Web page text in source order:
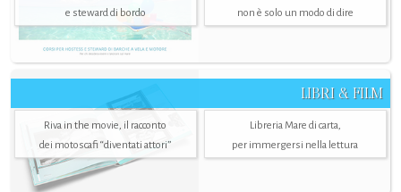
e steward di bordo
non è solo un modo di dire
LIBRI & FILM
Riva in the movie, il racconto
dei motoscafi “diventati attori”
Libreria Mare di carta,
per immergersi nella lettura